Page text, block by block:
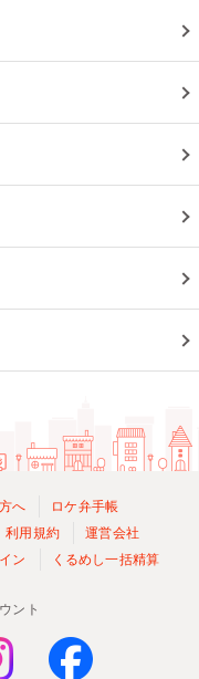
へ
ロケ弁手帳
利用規約
運営会社
ン くるめし一括精算
ント